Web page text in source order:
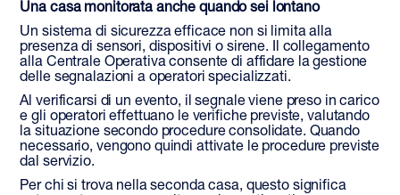
Una casa monitorata anche quando sei lontano
Un sistema di sicurezza efficace non si limita alla
presenza di sensori, dispositivi o sirene. Il collegamento
alla Centrale Operativa consente di affidare la gestione
delle segnalazioni a operatori specializzati.
Al verificarsi di un evento, il segnale viene preso in carico
e gli operatori effettuano le verifiche previste, valutando
la situazione secondo procedure consolidate. Quando
necessario, vengono quindi attivate le procedure previste
dal servizio.
Per chi si trova nella seconda casa, questo significa